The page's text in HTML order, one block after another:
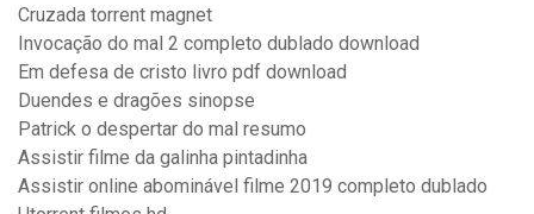
Cruzada torrent magnet
Invocação do mal 2 completo dublado download
Em defesa de cristo livro pdf download
Duendes e dragões sinopse
Patrick o despertar do mal resumo
Assistir filme da galinha pintadinha
Assistir online abominável filme 2019 completo dublado